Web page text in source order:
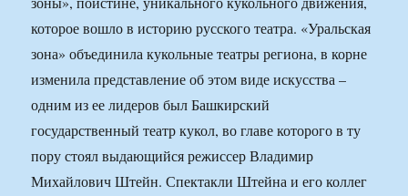
которое вошло в историю русского театра. «Уральская
зона» объединила кукольные театры региона, в корне
изменила представление об этом виде искусства –
одним из ее лидеров был Башкирский
государственный театр кукол, во главе которого в ту
пору стоял выдающийся режиссер Владимир
Михайлович Штейн. Спектакли Штейна и его коллег